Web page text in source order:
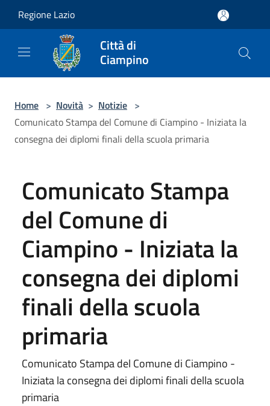
Regione Lazio
Città di
Ciampino
Home > Novità > Notizie >
Comunicato Stampa del Comune di Ciampino - Iniziata la
consegna dei diplomi finali della scuola primaria
Comunicato Stampa
del Comune di
Ciampino - Iniziata la
consegna dei diplomi
finali della scuola
primaria
Comunicato Stampa del Comune di Ciampino -
Iniziata la consegna dei diplomi finali della scuola
primaria